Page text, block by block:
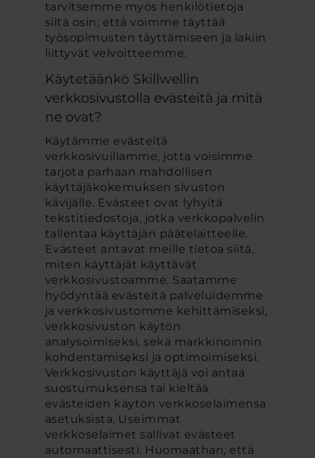
tarvitsemme myös henkilötietoja
siltä osin, että voimme täyttää
työsopimusten täyttämiseen ja lakiin
liittyvät velvoitteemme.
Käytetäänkö Skillwellin
verkkosivustolla evästeitä ja mitä
ne ovat?
Käytämme evästeitä
verkkosivuillamme, jotta voisimme
tarjota parhaan mahdollisen
käyttäjäkokemuksen sivuston
kävijälle. Evästeet ovat lyhyitä
tekstitiedostoja, jotka verkkopalvelin
tallentaa käyttäjän päätelaitteelle.
Evästeet antavat meille tietoa siitä,
miten käyttäjät käyttävät
verkkosivustoamme. Saatamme
hyödyntää evästeitä palveluidemme
ja verkkosivustomme kehittämiseksi,
verkkosivuston käytön
analysoimiseksi, sekä markkinoinnin
kohdentamiseksi ja optimoimiseksi.
Verkkosivuston käyttäjä voi antaa
suostumuksensa tai kieltää
evästeiden käytön verkkoselaimensa
asetuksista. Useimmat
verkkoselaimet sallivat evästeet
automaattisesti. Huomaathan, että